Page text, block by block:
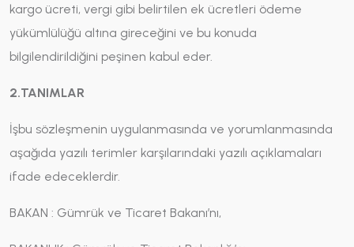
kargo ücreti, vergi gibi belirtilen ek ücretleri ödeme
yükümlülüğü altına gireceğini ve bu konuda
bilgilendirildiğini peşinen kabul eder.
2.TANIMLAR
İşbu sözleşmenin uygulanmasında ve yorumlanmasında
aşağıda yazılı terimler karşılarındaki yazılı açıklamaları
ifade edeceklerdir.
BAKAN : Gümrük ve Ticaret Bakanı’nı,